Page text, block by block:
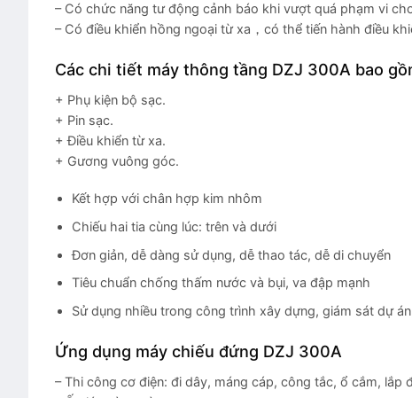
– Có chức năng tư động cảnh báo khi vượt quá phạm vi
– Có điều khiển hồng ngoại từ xa，có thể tiến hành điều
Các chi tiết máy thông tầng DZJ 300A bao
+ Phụ kiện bộ sạc.
+ Pin sạc.
+ Điều khiển từ xa.
+ Gương vuông góc.
Kết hợp với chân hợp kim nhôm
Chiếu hai tia cùng lúc: trên và dưới
Đơn giản, dễ dàng sử dụng, dễ thao tác, dễ di chuyển
Tiêu chuẩn chống thấm nước và bụi, va đập mạnh
Sử dụng nhiều trong công trình xây dựng, giám sát dự
Ứng dụng máy chiếu đứng DZJ 300A
– Thi công cơ điện: đi dây, máng cáp, công tắc, ổ cắm, lắp